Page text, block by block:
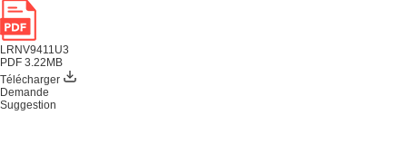
LRNV9411U3
PDF 3.22MB
Télécharger
Demande
Suggestion